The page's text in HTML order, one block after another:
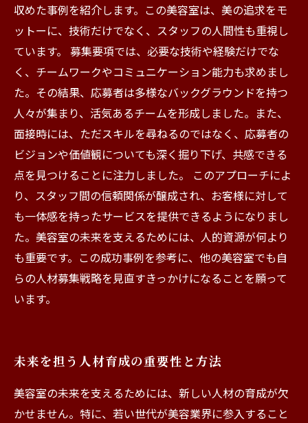
収めた事例を紹介します。この美容室は、美の追求をモ
ットーに、技術だけでなく、スタッフの人間性も重視し
ています。 募集要項では、必要な技術や経験だけでな
く、チームワークやコミュニケーション能力も求めまし
た。その結果、応募者は多様なバックグラウンドを持つ
人々が集まり、活気あるチームを形成しました。また、
面接時には、ただスキルを尋ねるのではなく、応募者の
ビジョンや価値観についても深く掘り下げ、共感できる
点を見つけることに注力しました。 このアプローチによ
り、スタッフ間の信頼関係が醸成され、お客様に対して
も一体感を持ったサービスを提供できるようになりまし
た。美容室の未来を支えるためには、人的資源が何より
も重要です。この成功事例を参考に、他の美容室でも自
らの人材募集戦略を見直すきっかけになることを願って
います。
未来を担う人材育成の重要性と方法
美容室の未来を支えるためには、新しい人材の育成が欠
かせません。特に、若い世代が美容業界に参入すること